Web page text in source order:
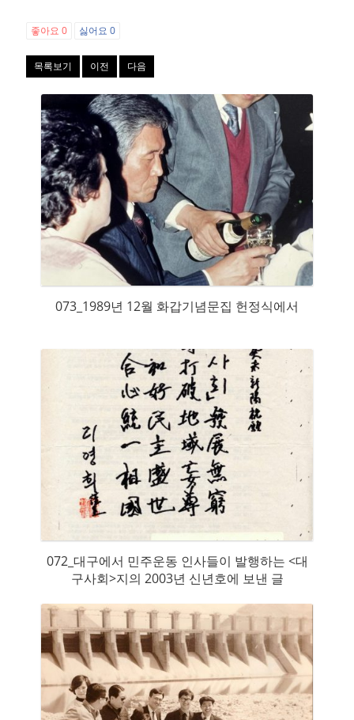
좋아요0 싫어요0
목록보기 이전 다음
073_1989년 12월 화갑기념문집 헌정식에서
072_대구에서 민주운동 인사들이 발행하는 <대
구사회>지의 2003년 신년호에 보낸 글